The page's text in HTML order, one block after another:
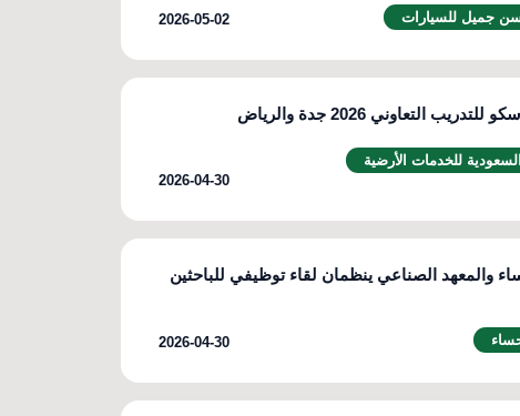
جميل للسيارات 2026-05-02
التعاوني 2026 جدة والرياض
للخدمات الأرضية
2026-04-30
والمعهد الصناعي ينظمان لقاء توظيفي للباحثين
2026-04-30